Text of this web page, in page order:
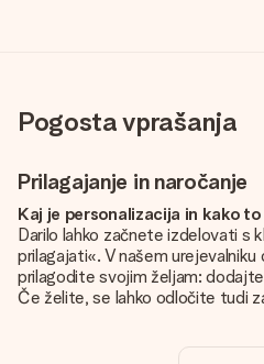
Pogosta vprašanja
Prilagajanje in naročanje
Kaj je personalizacija in kako
Darilo lahko začnete izdelovati s
prilagajati«. V našem urejevalniku
prilagodite svojim željam:
Če želite, se lahko odločite tudi
Je personalizacija vključena v